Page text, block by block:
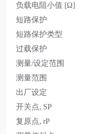
负载电阻小值 [Ω]
短路保护
短路保护类型
过载保护
测量/设定范围
测量范围
出厂设定
开关点, SP
复原点, rP